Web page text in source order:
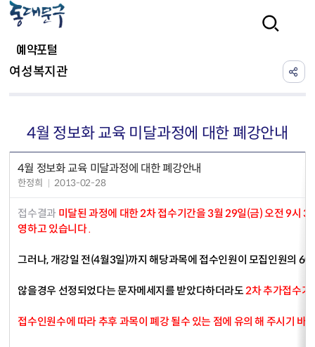
예약포털
여성복지관
4월 정보화 교육 미달과정에 대한 폐강안내
4월 정보화 교육 미달과정에 대한 폐강안내
한정희 2013-02-28
접수결과 미달된 과정에 대한 2차 접수기간을 3월 29일(금) 오전 9시
영하고 있습니다.
그러나, 개강일 전(4월3일)까지 해당과목에 접수인원이 모집인원의
않을경우 선정되었다는 문자메세지를 받았다하더라도2차 추가접수기
접수인원수에 따라 추후 과목이 폐강 될수 있는 점에 유의 해 주시기 바